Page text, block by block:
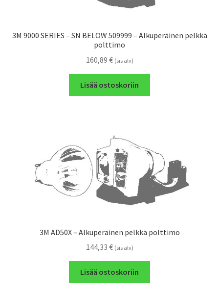
3M 9000 SERIES – SN BELOW 509999 – Alkuperäinen pelkkä
polttimo
160,89 € (sis alv)
Lisää ostoskoriin
3M AD50X – Alkuperäinen pelkkä polttimo
144,33 € (sis alv)
Lisää ostoskoriin